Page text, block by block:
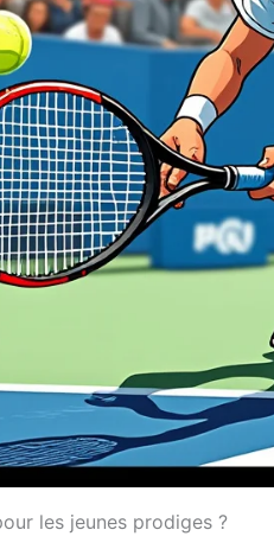
les jeunes prodiges ?